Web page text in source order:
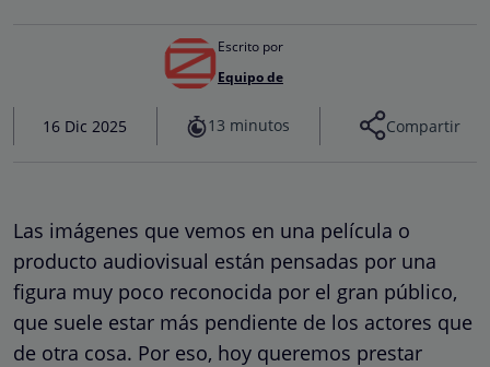
Escrito por
Equipo de
16 Dic 2025 13 minutos Compartir
Las imágenes que vemos en una película o
producto audiovisual están pensadas por una
figura muy poco reconocida por el gran público,
que suele estar más pendiente de los actores que
de otra cosa. Por eso, hoy queremos prestar